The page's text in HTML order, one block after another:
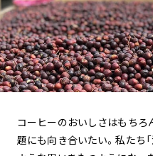
コーヒーのおいしさはもちろ
題にも向き合いたい。私たち